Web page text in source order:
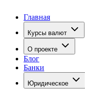
Главная
Курсы валют
О проекте
Блог
Банки
Юридическое